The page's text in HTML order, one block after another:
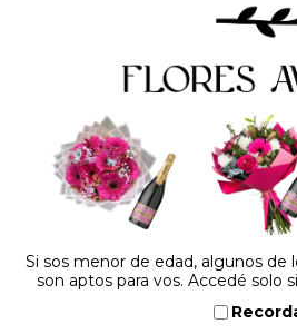
Dejá tu
CORAZON DE CHOCOLATE
Precio: $ 22.900- $ 27.900
Si sos menor de edad, algunos
son aptos para vos. Accedé solo